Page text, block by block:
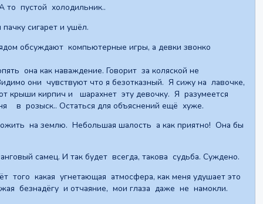
то пустой холодильник..
сигарет и ушёл.
обсуждают компьютерные игры, а девки звонко
она как наваждение. Говорит за коляской не
они чувствуют что я безотказный. Я сижу на лавочке,
крыши кирпич и шарахнет эту девочку. Я разумеется
в розыск.. Остаться для объяснений ещё хуже.
на землю. Небольшая шалость а как приятно! Она бы
самец. И так будет всегда, такова судьба. Суждено.
того какая угнетающая атмосфера, как меня удушает это
безнадёгу и отчаяние, мои глаза даже не намокли.